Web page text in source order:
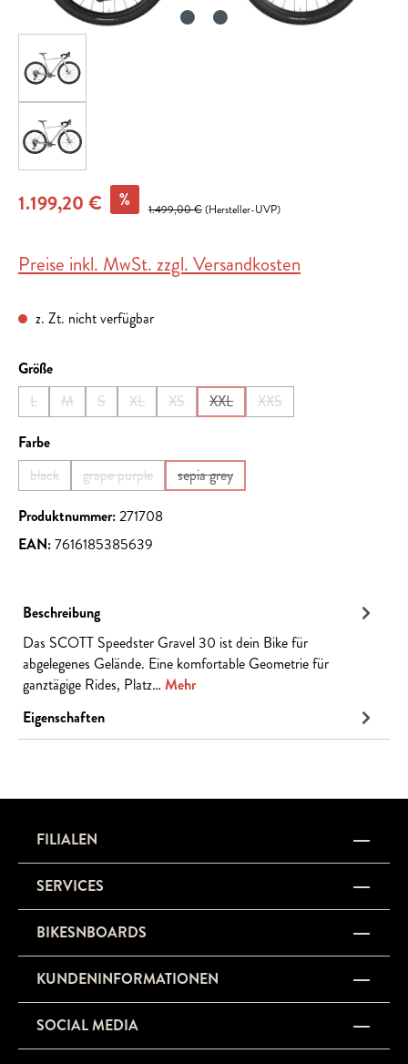
1.199,20 € % 1.499,00 €(Hersteller-UVP)
Preise inkl. MwSt. zzgl. Versandkosten
z. Zt. nicht verfügbar
Größeauswählen
L
(Diese Option ist zurzeit nicht verfügbar.)
M
(Diese Option ist zurzeit nicht verfügbar.)
S
(Diese Option ist zurzeit nicht verfügbar.)
XL
(Diese Option ist zurzeit nicht verfügbar.)
XS
(Diese Option ist zurzeit nicht verfügbar.)
XXL
(Diese Option ist zurzeit nicht
XXS
(Diese Option ist zurzeit
Farbeauswählen
black
(Diese Option ist zurzeit nicht verfügbar.)
grape purple
(Diese Option ist zurzeit nicht verfügbar.)
sepia grey
(Diese Option ist zurzeit nicht
Produktnummer:271708
EAN:7616185385639
Beschreibung
Das SCOTT Speedster Gravel 30 ist dein Bike für
abgelegenes Gelände. Eine komfortable Geometrie für
ganztägige Rides, Platz… Mehr
Eigenschaften
FILIALEN
SERVICES
BIKESNBOARDS
KUNDENINFORMATIONEN
SOCIAL MEDIA